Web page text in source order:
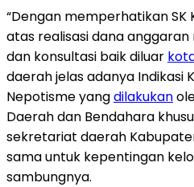
“Dengan memperhatikan SK
atas realisasi dana
dan konsultasi baik diluar
daerah jelas adanya Indikasi
Nepotisme yangdilakukan
Daerah dan Bendahara
sekretariat daerah
sama untuk kepentingan
sambungnya.